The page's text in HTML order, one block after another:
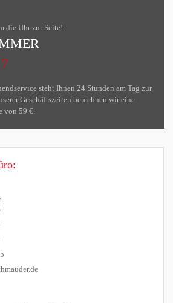
die Uhr zur Seite!
steht Ihnen 24 Stunden am Tag zur
Geschäftszeiten berechnen wir eine
von 59 €.